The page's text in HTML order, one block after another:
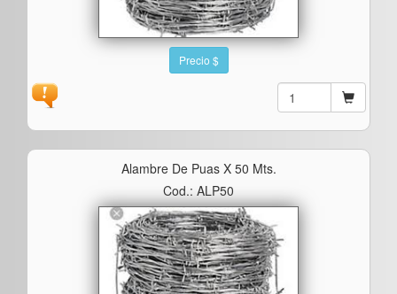
Precio $
Alambre De Puas X 50 Mts.
Cod.: ALP50